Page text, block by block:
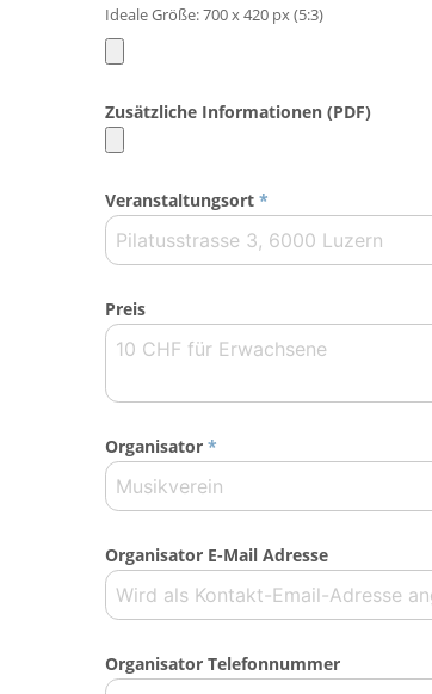
Ideale Größe: 700 x 420 px (5:3)
Zusätzliche Informationen (PDF)
Veranstaltungsort *
Preis
Organisator *
Organisator E-Mail Adresse
Organisator Telefonnummer